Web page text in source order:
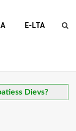
E-LTA
Dievs?